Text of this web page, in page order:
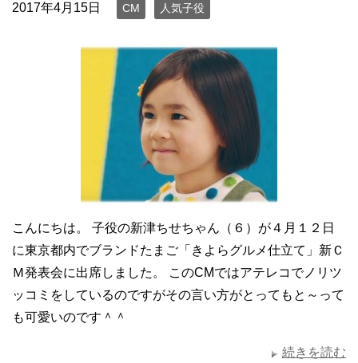
2017年4月15日 CM 人気子役
こんにちは。 子役の新津ちせちゃん（６）が４月１２日
に東京都内でブランドたまご「きよらグルメ仕立て」新Ｃ
Ｍ発表会に出席しました。 このCMではアテレコでノリツ
ッコミをしているのですがその言い方がとってもと～って
も可愛いのです＾＾
続きを読む